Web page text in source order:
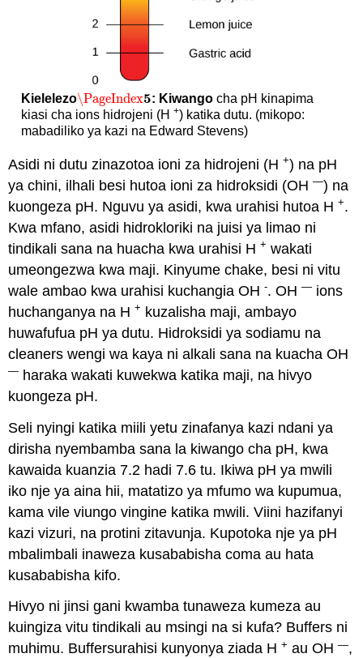
Kielelezo\PageIndex5
\PageIndex5: Kiwango cha pH kinapima
kiasi cha ions hidrojeni (H +) katika dutu. (mikopo:
mabadiliko ya kazi na Edward Stevens)
Asidi ni dutu zinazotoa ioni za hidrojeni (H+) na pH
ya chini, ilhali besi hutoa ioni za hidroksidi (OH—) na
kuongeza pH. Nguvu ya asidi, kwa urahisi hutoa H+.
Kwa mfano, asidi hidrokloriki na juisi ya limao ni
tindikali sana na huacha kwa urahisi H+ wakati
umeongezwa kwa maji. Kinyume chake, besi ni vitu
wale ambao kwa urahisi kuchangia OH-. OH— ions
huchanganya na H+ kuzalisha maji, ambayo
huwafufua pH ya dutu. Hidroksidi ya sodiamu na
cleaners wengi wa kaya ni alkali sana na kuacha OH
— haraka wakati kuwekwa katika maji, na hivyo
kuongeza pH.
Seli nyingi katika miili yetu zinafanya kazi ndani ya
dirisha nyembamba sana la kiwango cha pH, kwa
kawaida kuanzia 7.2 hadi 7.6 tu. Ikiwa pH ya mwili
iko nje ya aina hii, matatizo ya mfumo wa kupumua,
kama vile viungo vingine katika mwili. Viini hazifanyi
kazi vizuri, na protini zitavunja. Kupotoka nje ya pH
mbalimbali inaweza kusababisha coma au hata
kusababisha kifo.
Hivyo ni jinsi gani kwamba tunaweza kumeza au
kuingiza vitu tindikali au msingi na si kufa? Buffers ni
muhimu. Buffersurahisi kunyonya ziada H+ au OH—,